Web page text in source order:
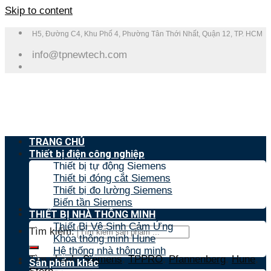
Skip to content
H5, Đường C4, Khu Phố 4, Phường Tân Thới Nhất, Quận 12, TP. HCM
info@tpnewtech.com
Tìm kiếm:
Tìm nhanh:Siemens,TPPRO,Pfannenberg,Hune,
TRANG CHỦ
Thiết bị điện công nghiệp
Thiết bị tự động Siemens
Thiết bị đóng cắt Siemens
Thiết bị đo lường Siemens
Biến tần Siemens
THIẾT BỊ NHÀ THÔNG MINH
Thiết Bị Vệ Sinh Cảm Ứng
Khóa thông minh Hune
Hệ thống nhà thông minh
Sản phẩm khác